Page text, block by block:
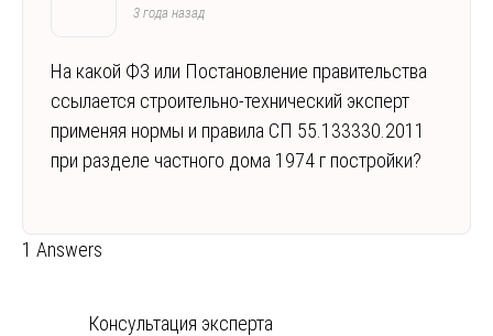
3 года назад
На какой ФЗ или Постановление правительства
ссылается строительно-технический эксперт
применяя нормы и правила СП 55.133330.2011
при разделе частного дома 1974 г постройки?
1 Answers
Консультация эксперта